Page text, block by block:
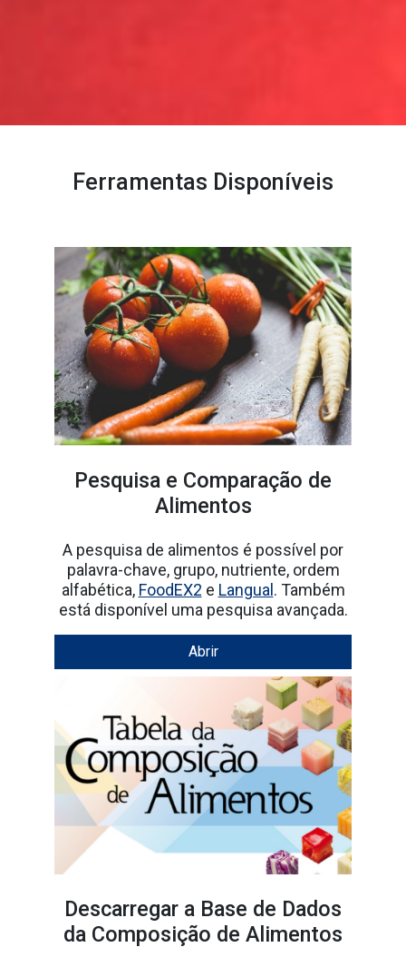
Ferramentas Disponíveis
Pesquisa e Comparação de
Alimentos
A pesquisa de alimentos é possível por
palavra-chave, grupo, nutriente, ordem
está disponível uma pesquisa avançada.
Abrir
Descarregar a Base de Dados
da Composição de Alimentos
Descarregar a base de dados da
composição de alimentos permite obter,